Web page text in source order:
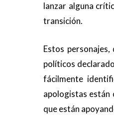
lanzar alguna
transición.
Estos
políticos
fácilmente
apologistas están
que están